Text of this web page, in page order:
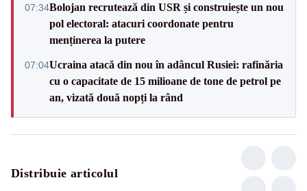
07:34Bolojan recrutează din USR și construiește un nou
pol electoral: atacuri coordonate pentru
menținerea la putere
07:04Ucraina atacă din nou în adâncul Rusiei: rafinăria
cu o capacitate de 15 milioane de tone de petrol pe
an, vizată două nopți la rând
Distribuie articolul